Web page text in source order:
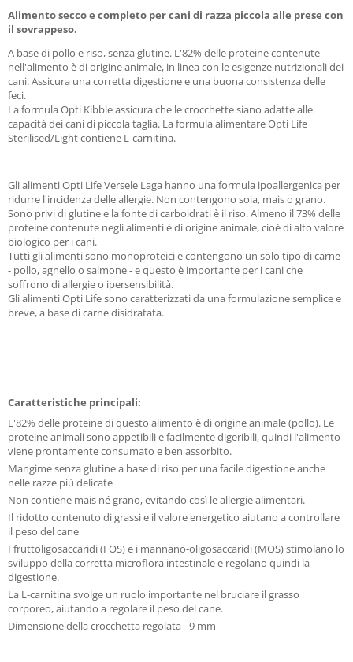
Alimento secco e completo per cani di razza piccola alle prese con
il sovrappeso.
A base di pollo e riso, senza glutine. L'82% delle proteine contenute
nell'alimento è di origine animale, in linea con le esigenze nutrizionali dei
cani. Assicura una corretta digestione e una buona consistenza delle
feci.
La formula Opti Kibble assicura che le crocchette siano adatte alle
capacità dei cani di piccola taglia. La formula alimentare Opti Life
Sterilised/Light contiene L-carnitina.
Gli alimenti Opti Life Versele Laga hanno una formula ipoallergenica per
ridurre l'incidenza delle allergie. Non contengono soia, mais o grano.
Sono privi di glutine e la fonte di carboidrati è il riso. Almeno il 73% delle
proteine contenute negli alimenti è di origine animale, cioè di alto valore
biologico per i cani.
Tutti gli alimenti sono monoproteici e contengono un solo tipo di carne
- pollo, agnello o salmone - e questo è importante per i cani che
soffrono di allergie o ipersensibilità.
Gli alimenti Opti Life sono caratterizzati da una formulazione semplice e
breve, a base di carne disidratata.
Caratteristiche principali:
L'82% delle proteine di questo alimento è di origine animale (pollo). Le
proteine animali sono appetibili e facilmente digeribili, quindi l'alimento
viene prontamente consumato e ben assorbito.
Mangime senza glutine a base di riso per una facile digestione anche
nelle razze più delicate
Non contiene mais né grano, evitando così le allergie alimentari.
Il ridotto contenuto di grassi e il valore energetico aiutano a controllare
il peso del cane
I fruttoligosaccaridi (FOS) e i mannano-oligosaccaridi (MOS) stimolano lo
sviluppo della corretta microflora intestinale e regolano quindi la
digestione.
La L-carnitina svolge un ruolo importante nel bruciare il grasso
corporeo, aiutando a regolare il peso del cane.
Dimensione della crocchetta regolata - 9 mm